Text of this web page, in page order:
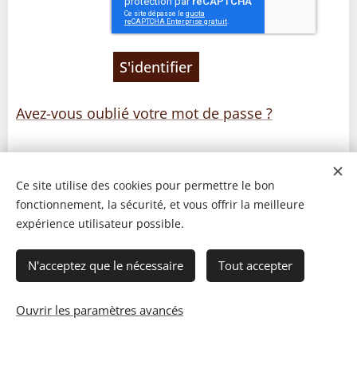
S'identifier
Avez-vous oublié votre mot de passe ?
© 2023 Les recettes d'Henri-Luc. Tous droits réservés.
Ce site utilise des cookies pour permettre le bon
fonctionnement, la sécurité, et vous offrir la meilleure
expérience utilisateur possible.
N'acceptez que le nécessaire Tout accepter
Ouvrir les paramètres avancés